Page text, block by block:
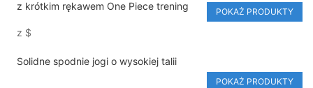
z krótkim rękawem One Piece trening
z $
POKAŻ PRODUKTY
Solidne spodnie jogi o wysokiej talii
POKAŻ PRODUKTY